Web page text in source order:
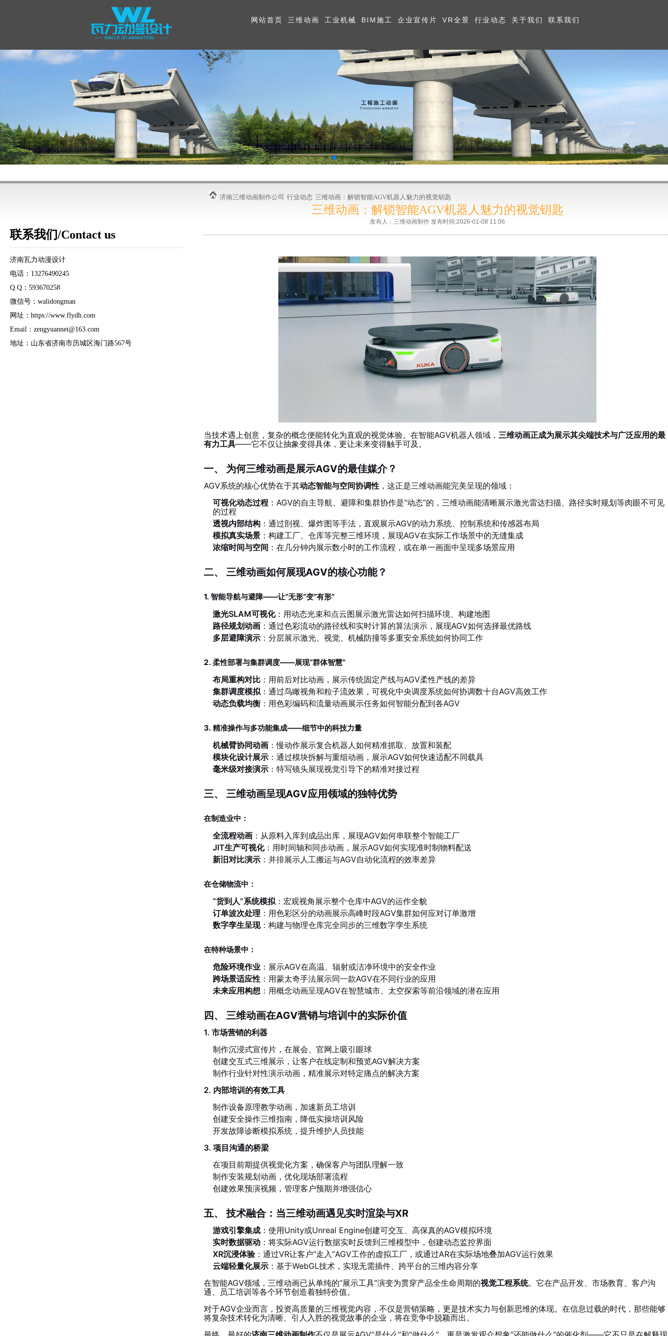
网站首页 三维动画 工业机械 BIM施工 企业宣传片 VR全景 行业动态 关于我们 联系我们
联系我们/Contact us
济南瓦力动漫设计
电话：13276490245
Q Q：593670258
微信号：walidongman
网址：https://www.flydh.com
Email：zengyuannet@163.com
地址：山东省济南市历城区海门路567号
济南三维动画制作公司 行业动态 三维动画：解锁智能AGV机器人魅力的视觉钥匙
三维动画：解锁智能AGV机器人魅力的视觉钥匙
发布人：三维动画制作 发布时间:2026-01-08 11:06
当技术遇上创意，复杂的概念便能转化为直观的视觉体验。在智能AGV机器人领域， 三维动画正成为展示其尖端技术与广泛应用的最
有力工具——它不仅让抽象变得具体，更让未来变得触手可及。
一、 为何三维动画是展示AGV的最佳媒介？
AGV系统的核心优势在于其动态智能与空间协调性 ，这正是三维动画能完美呈现的领域：
可视化动态过程 ：AGV的自主导航、避障和集群协作是“动态”的，三维动画能清晰展示激光雷达扫描、路径实时规划等肉眼不可见
的过程
透视内部结构 ：通过剖视、爆炸图等手法，直观展示AGV的动力系统、控制系统和传感器布局
模拟真实场景 ：构建工厂、仓库等完整三维环境，展现AGV在实际工作场景中的无缝集成
浓缩时间与空间 ：在几分钟内展示数小时的工作流程，或在单一画面中呈现多场景应用
二、 三维动画如何展现AGV的核心功能？
1. 智能导航与避障——让“无形”变“有形”
激光SLAM可视化：用动态光束和点云图展示激光雷达如何扫描环境、构建地图
路径规划动画 ：通过色彩流动的路径线和实时计算的算法演示，展现AGV如何选择最优路线
多层避障演示 ：分层展示激光、视觉、机械防撞等多重安全系统如何协同工作
2. 柔性部署与集群调度——展现“群体智慧”
布局重构对比 ：用前后对比动画，展示传统固定产线与AGV柔性产线的差异
集群调度模拟：通过鸟瞰视角和粒子流效果，可视化中央调度系统如何协调数十台AGV高效工作
动态负载均衡 ：用色彩编码和流量动画展示任务如何智能分配到各AGV
3. 精准操作与多功能集成——细节中的科技力量
机械臂协同动画 ：慢动作展示复合机器人如何精准抓取、放置和装配
模块化设计展示 ：通过模块拆解与重组动画，展示AGV如何快速适配不同载具
毫米级对接演示 ：特写镜头展现视觉引导下的精准对接过程
三、 三维动画呈现AGV应用领域的独特优势
在制造业中：
全流程动画 ：从原料入库到成品出库，展现AGV如何串联整个智能工厂
JIT生产可视化：用时间轴和同步动画，展示AGV如何实现准时制物料配送
新旧对比演示 ：并排展示人工搬运与AGV自动化流程的效率差异
在仓储物流中：
“货到人”系统模拟：宏观视角展示整个仓库中AGV的运作全貌
订单波次处理 ：用色彩区分的动画展示高峰时段AGV集群如何应对订单激增
数字孪生呈现：构建与物理仓库完全同步的三维数字孪生系统
在特种场景中：
危险环境作业 ：展示AGV在高温、辐射或洁净环境中的安全作业
跨场景适应性 ：用蒙太奇手法展示同一款AGV在不同行业的应用
未来应用构想 ：用概念动画呈现AGV在智慧城市、太空探索等前沿领域的潜在应用
四、 三维动画在AGV营销与培训中的实际价值
1. 市场营销的利器
制作沉浸式宣传片，在展会、官网上吸引眼球
创建交互式三维展示，让客户在线定制和预览AGV解决方案
制作行业针对性演示动画，精准展示对特定痛点的解决方案
2. 内部培训的有效工具
制作设备原理教学动画，加速新员工培训
创建安全操作三维指南，降低实操培训风险
开发故障诊断模拟系统，提升维护人员技能
3. 项目沟通的桥梁
在项目前期提供视觉化方案，确保客户与团队理解一致
制作安装规划动画，优化现场部署流程
创建效果预演视频，管理客户预期并增强信心
五、 技术融合：当三维动画遇见实时渲染与XR
游戏引擎集成 ：使用Unity或Unreal Engine创建可交互、高保真的AGV模拟环境
实时数据驱动 ：将实际AGV运行数据实时反馈到三维模型中，创建动态监控界面
XR沉浸体验：通过VR让客户“走入”AGV工作的虚拟工厂，或通过AR在实际场地叠加AGV运行效果
云端轻量化展示 ：基于WebGL技术，实现无需插件、跨平台的三维内容分享
在智能AGV领域，三维动画已从单纯的“展示工具”演变为贯穿产品全生命周期的视觉工程系统。它在产品开发、市场教育、客户沟
通、员工培训等各个环节创造着独特价值。
对于AGV企业而言，投资高质量的三维视觉内容，不仅是营销策略，更是技术实力与创新思维的体现。在信息过载的时代，那些能够
将复杂技术转化为清晰、引人入胜的视觉故事的企业，将在竞争中脱颖而出。